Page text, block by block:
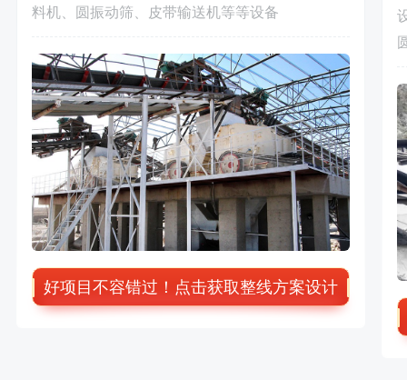
料机、圆振动筛、皮带输送机等等设备
好项目不容错过！点击获取整线方案设计